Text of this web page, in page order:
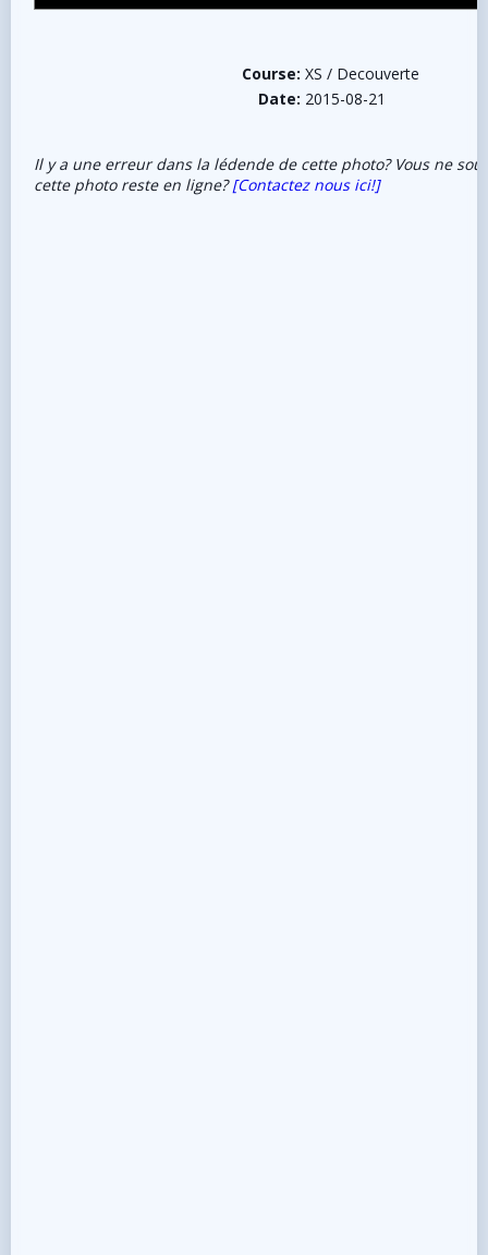
Course: XS / Decouverte
Date: 2015-08-21
Il y a une erreur dans la lédende de cette photo? Vous ne
cette photo reste en ligne?[Contactez nous ici!]